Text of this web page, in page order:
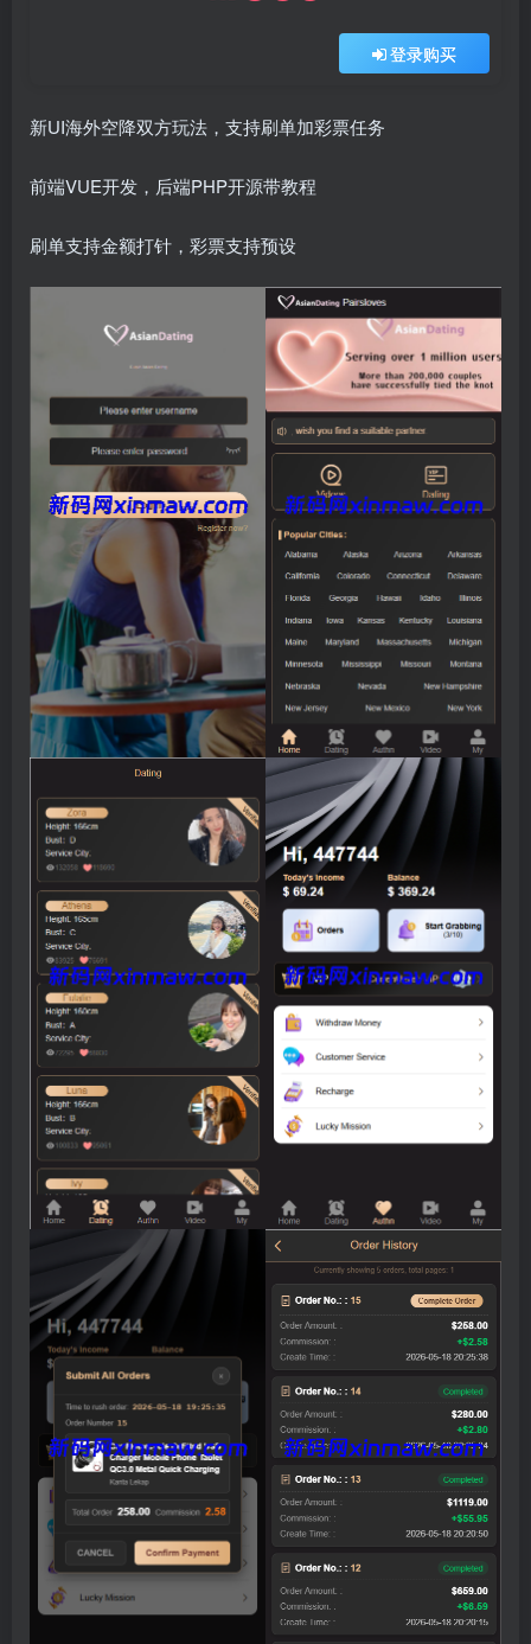
登录购买
新UI海外空降双方玩法，支持刷单加彩票任务
前端VUE开发，后端PHP开源带教程
刷单支持金额打针，彩票支持预设